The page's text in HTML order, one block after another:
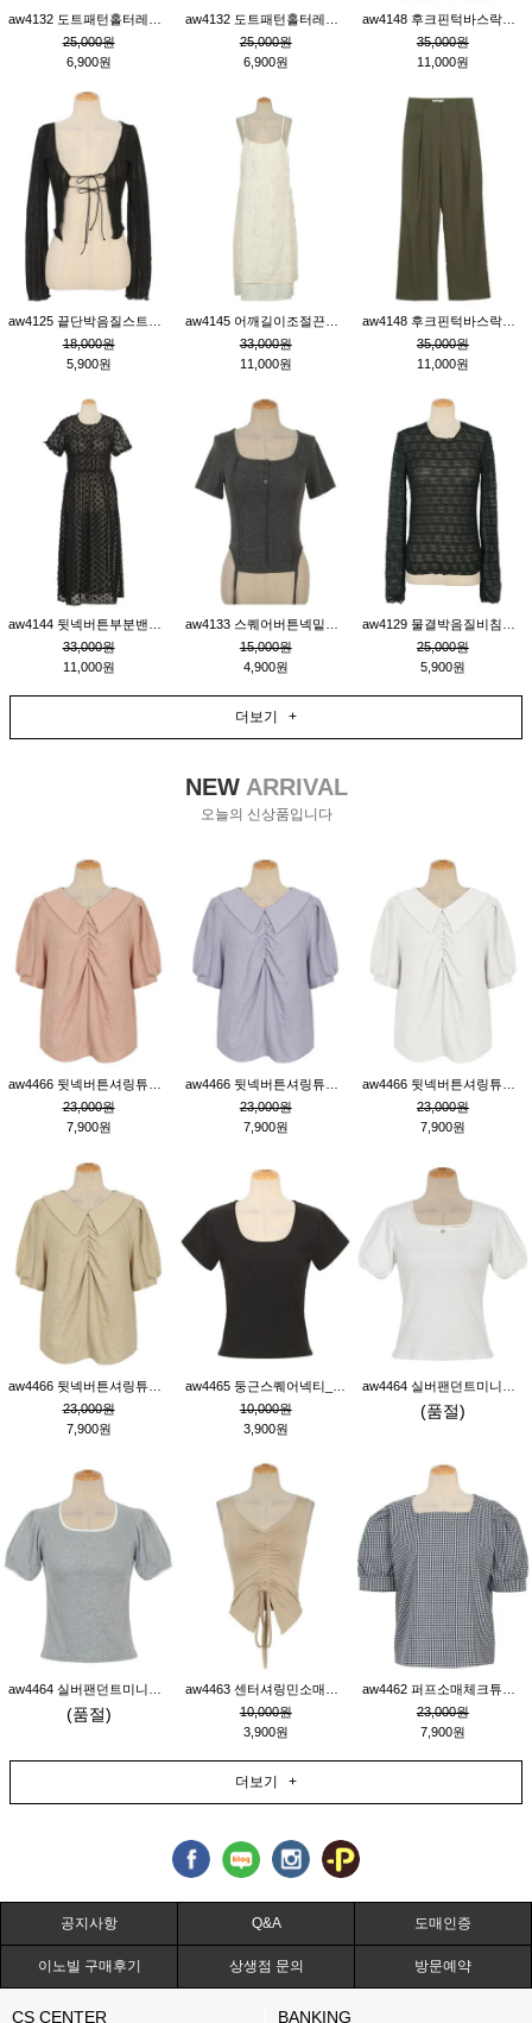
25,000원
6,900원
25,000원
6,900원
35,000원
11,000원
18,000원
5,900원
33,000원
11,000원
35,000원
11,000원
33,000원
11,000원
15,000원
4,900원
25,000원
5,900원
더보기 +
NEWARRIVAL
오늘의 신상품입니다
23,000원
7,900원
23,000원
7,900원
23,000원
7,900원
23,000원
7,900원
10,000원
3,900원
(품절)
(품절)
10,000원
3,900원
23,000원
7,900원
더보기 +
공지사항 Q&A 도매인증
이노빌 구매후기 상생점 문의 방문예약
CS CENTER BANKING